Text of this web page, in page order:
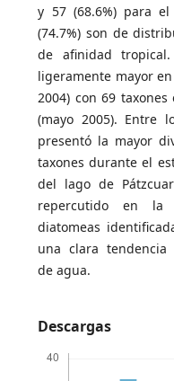
y 57 (68.6%) para
(74.7%) son de
de afinidad
ligeramente mayor
2004) con 69
(mayo 2005). Entre
presentó la mayor
taxones durante el
del lago de
repercutido en la
diatomeas
una clara
de agua.
Descargas